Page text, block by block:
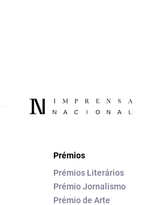
Prémios
Prémios Literários
Prémio Jornalismo
Prémio de Arte